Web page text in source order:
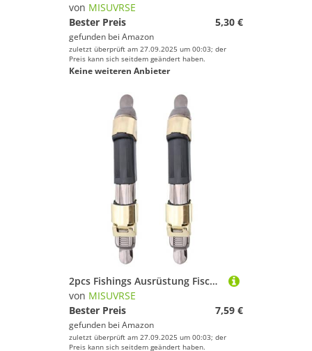
von MISUVRSE
Bester Preis
5,30 €
gefunden bei Amazon
zuletzt überprüft am 27.09.2025 um 00:03; der
Preis kann sich seitdem geändert haben.
Keine weiteren Anbieter
2pcs Fishings Ausrüstung Fischerei Rollensitzhalterhalter Stange Clip Clip Fischständer Klemmradhalter Tackle Fishing Rollensitze
von MISUVRSE
Bester Preis
7,59 €
gefunden bei Amazon
zuletzt überprüft am 27.09.2025 um 00:03; der
Preis kann sich seitdem geändert haben.